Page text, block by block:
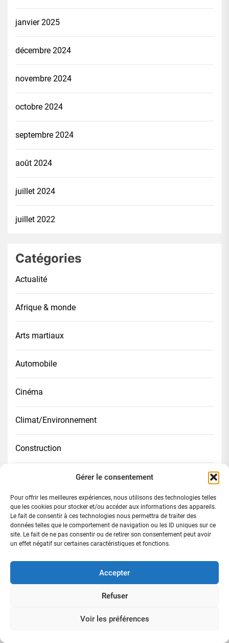
Gérer le consentement
Pour offrir les meilleures expériences, nous utilisons des technologies telles
que les cookies pour stocker et/ou accéder aux informations des appareils.
Le fait de consentir à ces technologies nous permettra de traiter des
données telles que le comportement de navigation ou les ID uniques sur ce
site. Le fait de ne pas consentir ou de retirer son consentement peut avoir
un effet négatif sur certaines caractéristiques et fonctions.
Accepter
Refuser
Voir les préférences
janvier 2025
décembre 2024
novembre 2024
octobre 2024
septembre 2024
août 2024
juillet 2024
juillet 2022
Catégories
Actualité
Afrique & monde
Arts martiaux
Automobile
Cinéma
Climat/Environnement
Construction
Digital
Diplomatie
Divers